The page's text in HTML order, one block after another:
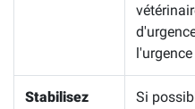
Stabilisez
Si